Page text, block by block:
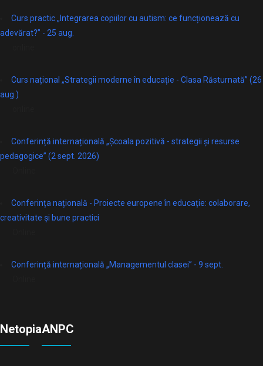
Curs practic „Integrarea copiilor cu autism: ce funcționează cu
adevărat?” - 25 aug.
Curs național „Strategii moderne în educație - Clasa Răsturnată” (26
aug.)
Conferință internațională „Școala pozitivă - strategii și resurse
pedagogice” (2 sept. 2026)
Conferința națională - Proiecte europene în educație: colaborare,
creativitate și bune practici
Conferință internațională „Managementul clasei” - 9 sept.
NetopiaANPC